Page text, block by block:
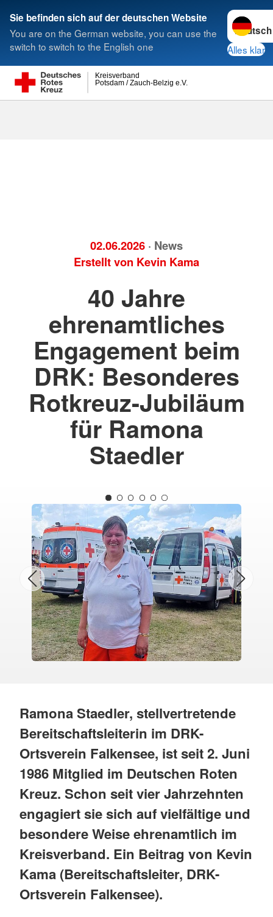
Sie befinden sich auf der deutschen Website
You are on the German website, you can use the
switch to switch to the English one
Sprache
Alles klar
Potsdam / Zauch-Belzig e.V.
Kreisverband
Suche
02.06.2026 · News
Erstellt von Kevin Kama
40 Jahre
ehrenamtliches
Engagement beim
DRK: Besonderes
Rotkreuz-Jubiläum
für Ramona
Staedler
Ramona Staedler, stellvertretende
Bereitschaftsleiterin im DRK-
Ortsverein Falkensee, ist seit 2. Juni
1986 Mitglied im Deutschen Roten
Kreuz. Schon seit vier Jahrzehnten
engagiert sie sich auf vielfältige und
besondere Weise ehrenamtlich im
Kreisverband. Ein Beitrag von Kevin
Kama (Bereitschaftsleiter, DRK-
Ortsverein Falkensee).